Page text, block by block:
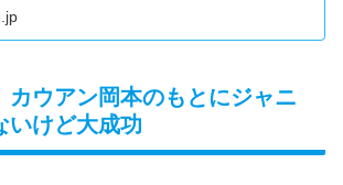
カウアン岡本のもとにジャニ
いけど大成功